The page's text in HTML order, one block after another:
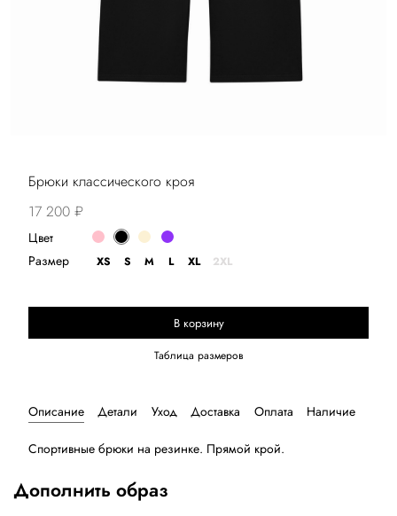
Брюки классического кроя
17 200 ₽
Цвет
В корзину
Выберите размер
Таблица размеров
Размер XS S M L XL 2XL
Описание Детали Уход Доставка Оплата Наличие
Спортивные брюки на резинке. Прямой крой.
Дополнить образ